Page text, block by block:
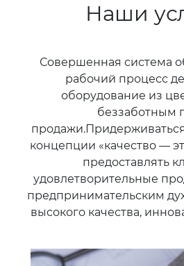
Наши
Совершенная система
рабочий процесс
оборудование из
беззаботным
концепции «качество —
предоставлять
удовлетворительные
предпринимательским
высокого качества,